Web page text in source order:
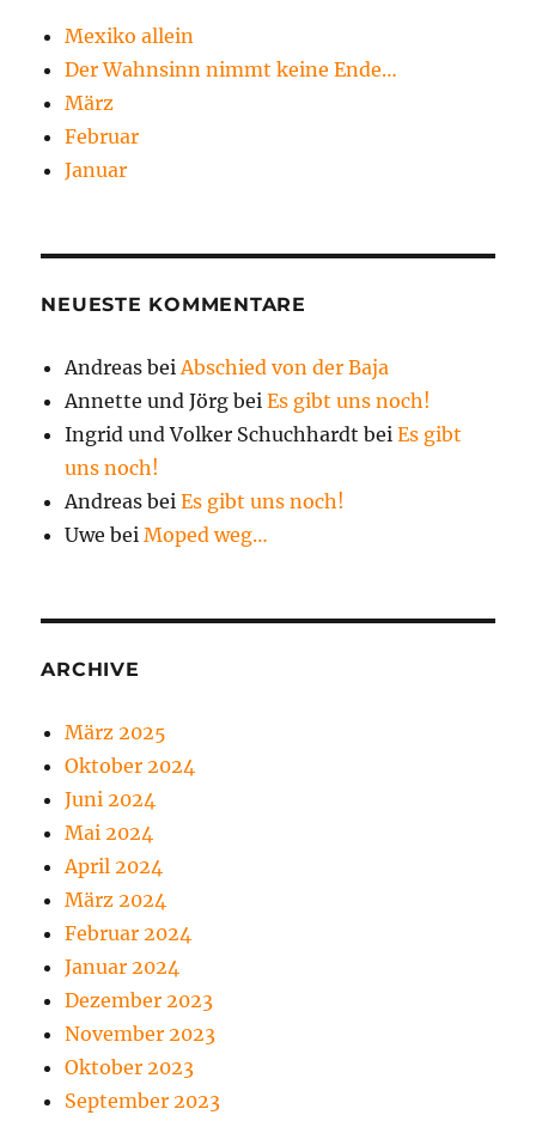
Mexiko allein
Der Wahnsinn nimmt keine Ende…
März
Februar
Januar
NEUESTE KOMMENTARE
Andreas beiAbschied von der Baja
Annette und Jörg beiEs gibt uns noch!
Ingrid und Volker Schuchhardt beiEs gibt
uns noch!
Andreas beiEs gibt uns noch!
Uwe beiMoped weg…
ARCHIVE
März 2025
Oktober 2024
Juni 2024
Mai 2024
April 2024
März 2024
Februar 2024
Januar 2024
Dezember 2023
November 2023
Oktober 2023
September 2023